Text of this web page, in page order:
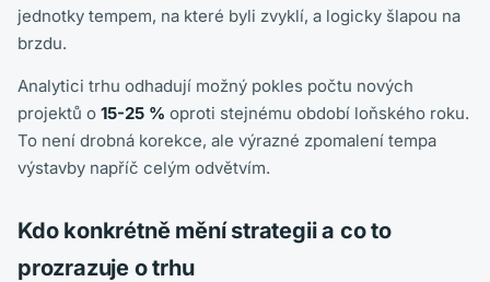
jednotky tempem, na které byli zvyklí, a logicky šlapou na
brzdu.
Analytici trhu odhadují možný pokles počtu nových
projektů o 15-25 % oproti stejnému období loňského roku.
To není drobná korekce, ale výrazné zpomalení tempa
výstavby napříč celým odvětvím.
Kdo konkrétně mění strategii a co to
prozrazuje o trhu